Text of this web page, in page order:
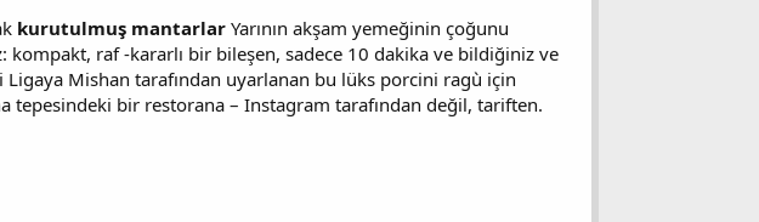
kurutulmuş mantarlar Yarının akşam yemeğinin çoğunu
kompakt, raf -kararlı bir bileşen, sadece 10 dakika ve bildiğiniz ve
Mishan tarafından uyarlanan bu lüks porcini ragù için
tepesindeki bir restorana – Instagram tarafından değil, tariften.